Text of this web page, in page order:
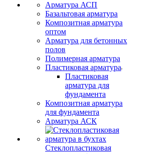
Арматура АСП
Базальтовая арматура
Композитная арматура
оптом
Арматура для бетонных
полов
Полимерная арматура
Пластиковая арматура
Пластиковая
арматура для
фундамента
Композитная арматура
для фундамента
Арматура АСК
Стеклопластиковая